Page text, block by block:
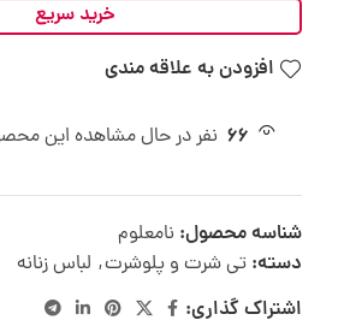
خرید سریع
افزودن به علاقه مندی
66 نفر در حال مشاهده این
شناسه محصول: نامعلوم
دسته: تی شرت و پلوشرت, لباس زنانه
اشتراک گذاری: